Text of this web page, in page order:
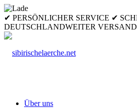
✔ PERSÖNLICHER SERVICE ✔
DEUTSCHLANDWEITER VERSAND
Über uns